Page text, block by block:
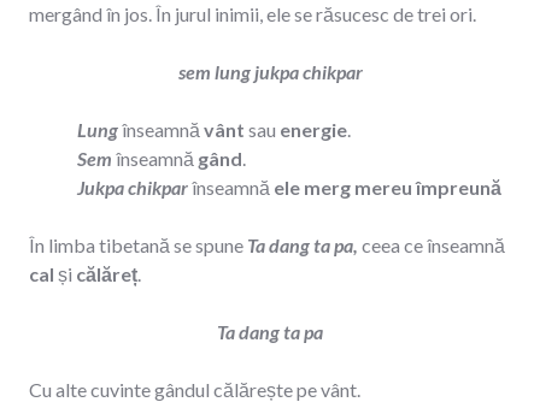
mergând în jos. În jurul inimii, ele se răsucesc de trei ori.
sem lung jukpa chikpar
Lungînseamnă vânt sau energie.
Sem înseamnă gând.
Jukpa chikparînseamnă ele merg mereu împreună
În limba tibetană se spune Ta dang ta pa, ceea ce înseamnă
cal și călăreț.
Ta dang ta pa
Cu alte cuvinte gândul călărește pe vânt.